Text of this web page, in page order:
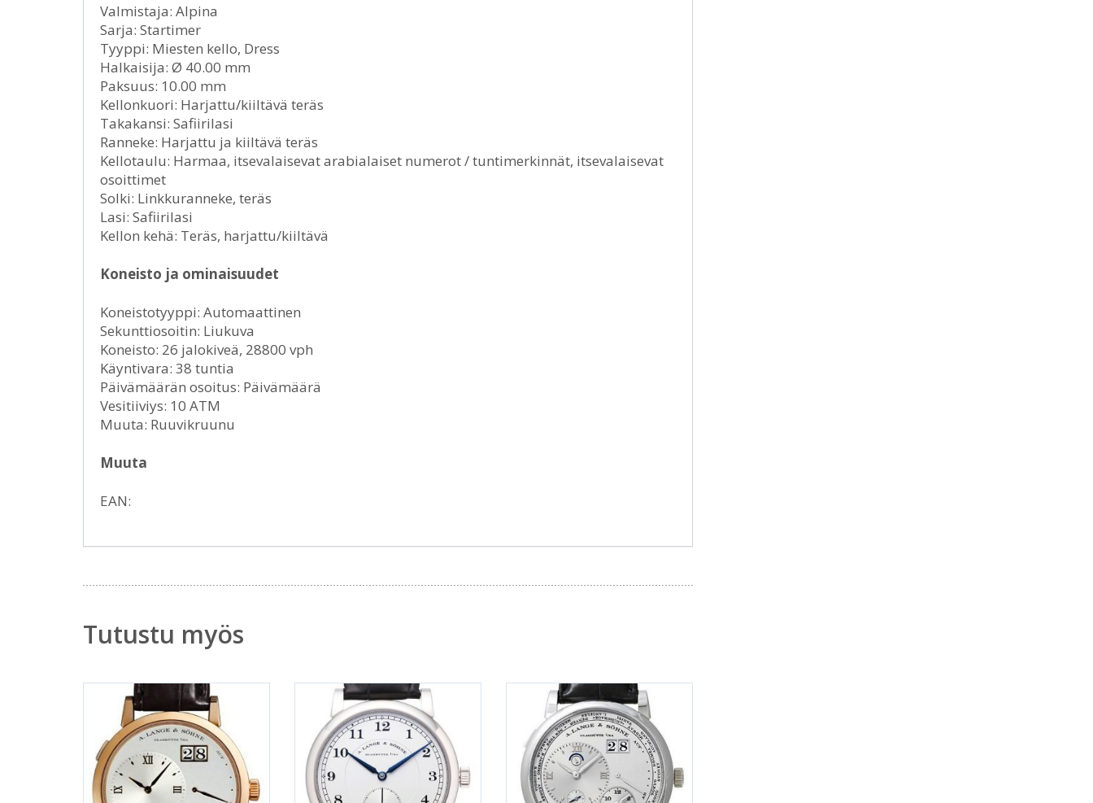
Valmistaja: Alpina
Sarja: Startimer
Tyyppi: Miesten kello, Dress
Halkaisija: Ø 40.00 mm
Paksuus: 10.00 mm
Kellonkuori: Harjattu/kiiltävä teräs
Takakansi: Safiirilasi
Ranneke: Harjattu ja kiiltävä teräs
Kellotaulu: Harmaa, itsevalaisevat arabialaiset numerot / tuntimerkinnät, itsevalaisevat
osoittimet
Solki: Linkkuranneke, teräs
Lasi: Safiirilasi
Kellon kehä: Teräs, harjattu/kiiltävä
Koneisto ja ominaisuudet
Koneistotyyppi: Automaattinen
Sekunttiosoitin: Liukuva
Koneisto: 26 jalokiveä, 28800 vph
Käyntivara: 38 tuntia
Päivämäärän osoitus: Päivämäärä
Vesitiiviys: 10 ATM
Muuta: Ruuvikruunu
Muuta
EAN:
Tutustu myös